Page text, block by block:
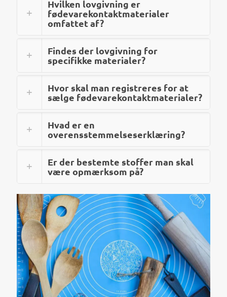
Hvilken lovgivning er
fødevarekontaktmaterialer
omfattet af?
Findes der lovgivning for
specifikke materialer?
Hvor skal man registreres for at
sælge fødevarekontaktmaterialer?
Hvad er en
overensstemmelseserklæring?
Er der bestemte stoffer man skal
være opmærksom på?